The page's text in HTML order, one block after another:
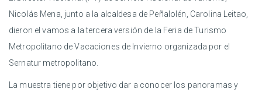
Nicolás Mena, junto a la alcaldesa de Peñalolén, Carolina Leitao,
dieron el vamos a la tercera versión de la Feria de Turismo
Metropolitano de Vacaciones de Invierno organizada por el
Sernatur metropolitano.
La muestra tiene por objetivo dar a conocer los panoramas y